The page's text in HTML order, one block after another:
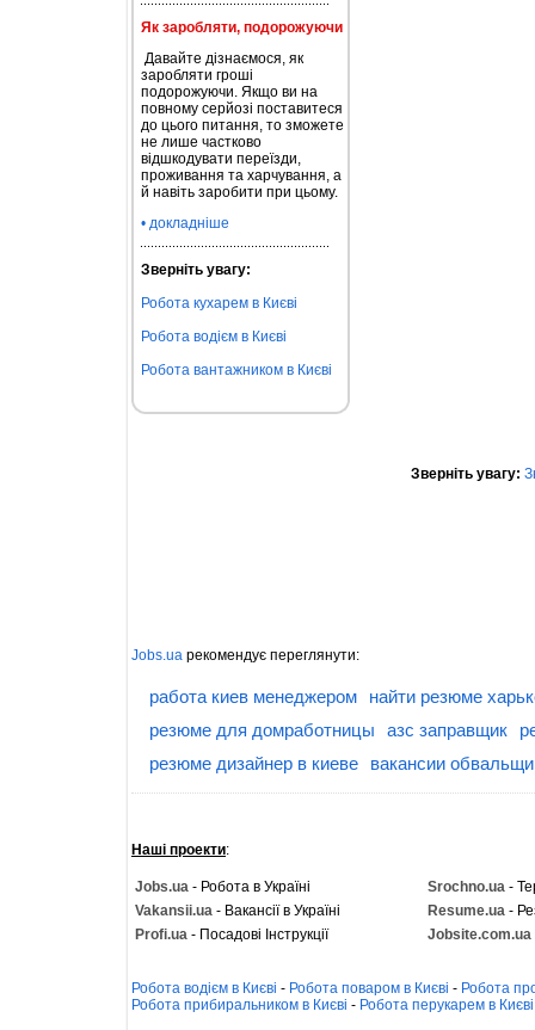
Як заробляти, подорожуючи
Давайте дізнаємося, як
заробляти гроші
подорожуючи. Якщо ви на
повному серйозі поставитеся
до цього питання, то зможете
не лише частково
відшкодувати переїзди,
проживання та харчування, а
й навіть заробити при цьому.
• докладніше
Зверніть увагу:
Робота кухарем в Києві
Робота водієм в Києві
Робота вантажником в Києві
Зверніть увагу:
Jobs.ua рекомендує переглянути:
работа киев менеджером
найти резюме
резюме для домработницы
азс заправщик
резюме дизайнер в киеве
вакансии
Наші проекти:
Jobs.ua - Робота в Україні Srochno.ua -
Vakansii.ua - Вакансії в Україні Resume.ua -
Profi.ua - Посадові Інструкції Jobsite.com.ua
Робота водієм в Києві - Робота поваром в Києві - Робота
Робота прибиральником в Києві - Робота перукарем в Києві